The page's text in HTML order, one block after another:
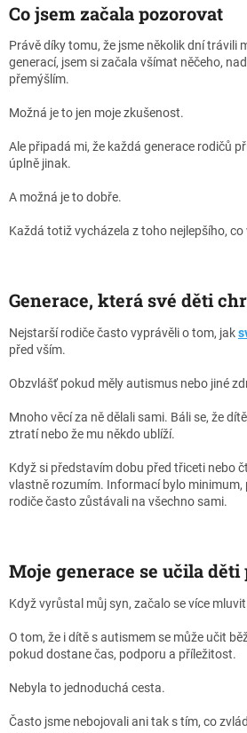
Co jsem začala pozorovat
Právě díky tomu, že jsme několik dní trávili
generací, jsem si začala všímat něčeho,
přemýšlím.
Možná je to jen moje zkušenost.
Ale připadá mi, že každá generace rodičů
úplně jinak.
A možná je to dobře.
Každá totiž vycházela z toho nejlepšího, co
Generace, která své děti
Nejstarší rodiče často vyprávěli o tom, jak
před vším.
Obzvlášť pokud měly autismus nebo jiné
Mnoho věcí za ně dělali sami. Báli se, že
ztratí nebo že mu někdo ublíží.
Když si představím dobu před třiceti nebo
vlastně rozumím. Informací bylo minimum,
rodiče často zůstávali na všechno sami.
Moje generace se učila děti
Když vyrůstal můj syn, začalo se více
O tom, že i dítě s autismem se může učit
pokud dostane čas, podporu a příležitost.
Nebyla to jednoduchá cesta.
Často jsme nebojovali ani tak s tím, co